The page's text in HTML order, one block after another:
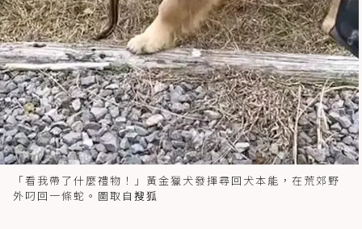
「看我帶了什麼禮物！」黃金獵犬發揮尋回犬本能，在荒郊野
外叼回一條蛇。圖取自 搜狐